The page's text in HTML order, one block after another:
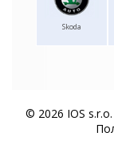
Skoda
© 2026 IOS s.r.o.